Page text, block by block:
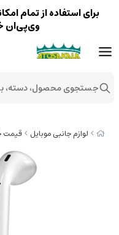
لوازم جانبی موبایل قیمت
برای استفاده از تمام
وی‌پی‌ان
جستجوی محصول، دسته،